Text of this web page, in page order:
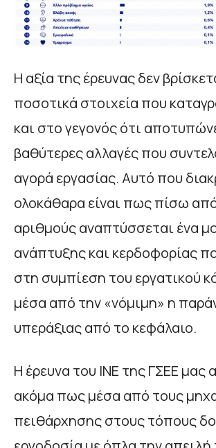
Η αξία της έρευνας δεν
ποσοτικά στοιχεία που
και στο γεγονός ότι
βαθύτερες αλλαγές που
αγορά εργασίας. Αυτό που
ολοκάθαρα είναι πως πίσω
αριθμούς αναπτύσσεται ένα
ανάπτυξης και κερδοφορίας
στη συμπίεση του εργατικού
μέσα από την «νόμιμη» η
υπεράξιας από το κεφάλαιο.
Η έρευνα του ΙΝΕ της ΓΣΕΕ μας
ακόμα πως μέσα από τους
πειθάρχησης στους τόπους